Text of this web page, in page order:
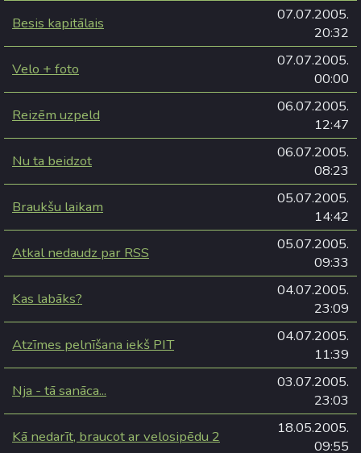
Besis kapitālais
07.07.2005.
20:32
Velo + foto
07.07.2005.
00:00
Reizēm uzpeld
06.07.2005.
12:47
Nu ta beidzot
06.07.2005.
08:23
Braukšu laikam
05.07.2005.
14:42
Atkal nedaudz par RSS
05.07.2005.
09:33
Kas labāks?
04.07.2005.
23:09
Atzīmes pelnīšana iekš PIT
04.07.2005.
11:39
Nja - tā sanāca...
03.07.2005.
23:03
Kā nedarīt, braucot ar velosipēdu 2
18.05.2005.
09:55